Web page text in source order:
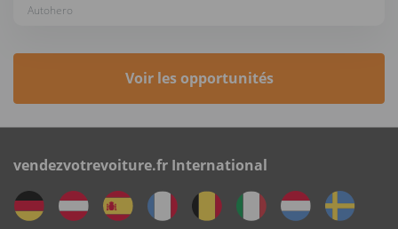
Autohero
Voir les opportunités
vendezvotrevoiture.fr International